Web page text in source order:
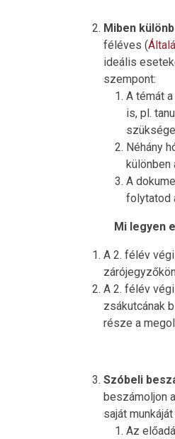
Miben
féléves (
ideális
szempont:
A témát
is, pl.
Néhány
különben
A
folytatod
Mi legyen
A 2. félév
A 2. félév
zsákutcának
része a
Szóbeli
beszámoljon
saját
Az